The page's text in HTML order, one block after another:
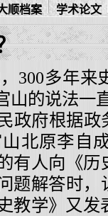
顺档案 学术论文
300多年来
山的说法一
政府根据政
北原李自
有人向《
题解答时
教学》又